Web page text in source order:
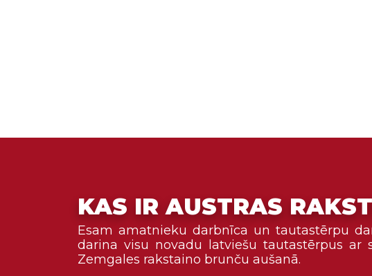
KAS IR AUSTRAS
Esam amatnieku darbnīca un tautastērpu
darina visu novadu latviešu tautastērpus ar
Zemgales rakstaino brunču aušanā.